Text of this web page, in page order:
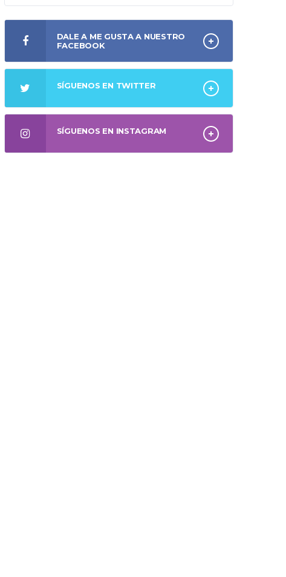
DALE A ME GUSTA A NUESTRO
FACEBOOK
SÍGUENOS EN TWITTER
SÍGUENOS EN INSTAGRAM